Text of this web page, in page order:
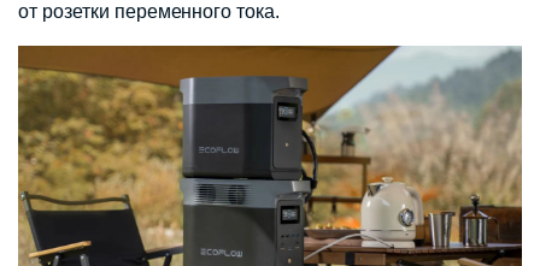
от розетки переменного тока.